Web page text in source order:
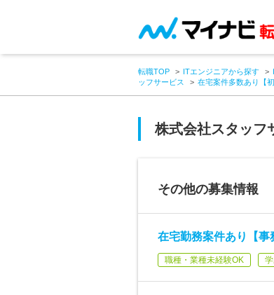
転職TOP ITエンジニアから探す
ッフサービス
在宅案件多数あり【
株式会社スタッフ
その他の募集情報
在宅勤務案件あり【
職種・業種未経験OK